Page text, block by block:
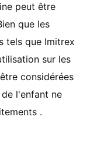
peut être
que les
tels que Imitrex
sur les
considérées
l'enfant ne
.